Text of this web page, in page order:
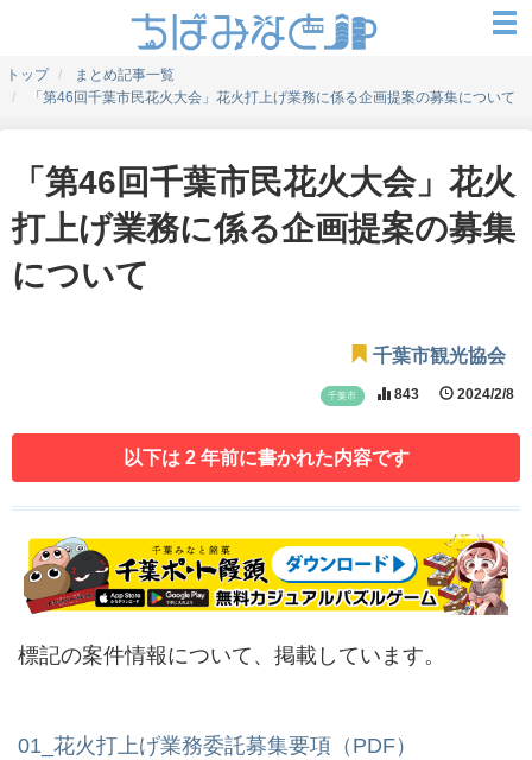
トップ
まとめ記事一覧
「第46回千葉市民花火大会」花火打上げ業務に係る企画提案の募集について
「第46回千葉市民花火大会」花火
打上げ業務に係る企画提案の募集
について
千葉市観光協会
千葉市 843 2024/2/8
以下は 2 年前に書かれた内容です
標記の案件情報について、掲載しています。
01_花火打上げ業務委託募集要項（PDF）